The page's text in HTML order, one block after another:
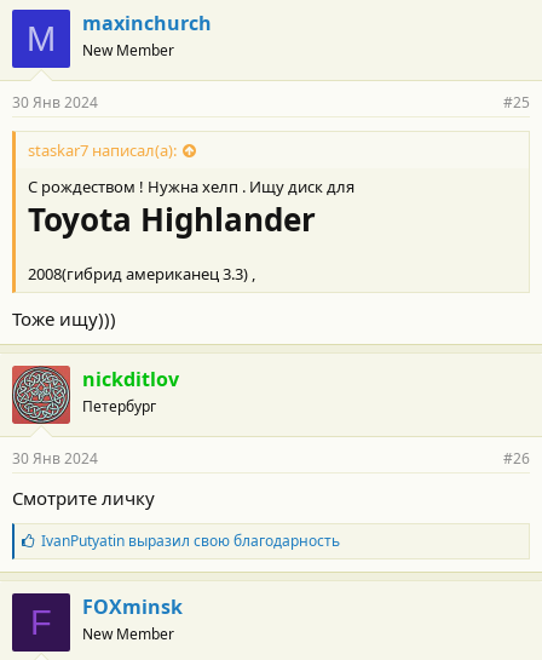
M maxinchurch
New Member
30 Янв 2024 #25
staskar7 написал(а):
С рождеством ! Нужна хелп . Ищу диск для
Toyota Highlander
2008(гибрид американец 3.3) ,
Тоже ищу)))
nickditlov
Петербург
30 Янв 2024 #26
Смотрите личку
Б
л
а
г
о
а
IvanPutyatinвыразил свою благодарность
F FOXminsk
New Member